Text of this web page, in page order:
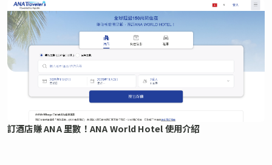
訂酒店賺 ANA 里數！ANA World Hotel 使用介紹